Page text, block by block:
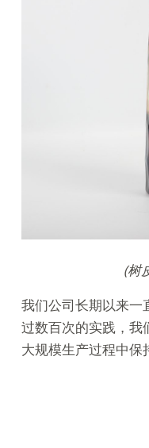
(树
我们公司长期以来一
过数百次的实践，我
大规模生产过程中保